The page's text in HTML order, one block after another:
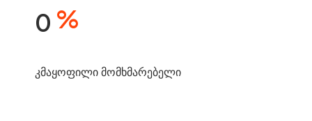
0 %
კმაყოფილი მომხმარებელი